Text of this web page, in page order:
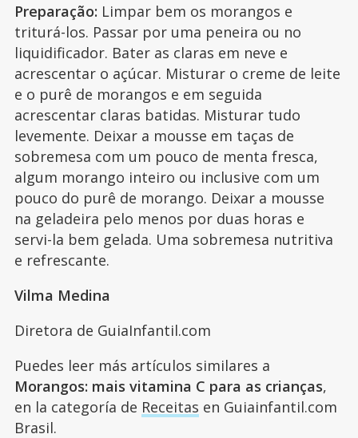
Preparação: Limpar bem os morangos e
triturá-los. Passar por uma peneira ou no
liquidificador. Bater as claras em neve e
acrescentar o açúcar. Misturar o creme de leite
e o purê de morangos e em seguida
acrescentar claras batidas. Misturar tudo
levemente. Deixar a mousse em taças de
sobremesa com um pouco de menta fresca,
algum morango inteiro ou inclusive com um
pouco do purê de morango. Deixar a mousse
na geladeira pelo menos por duas horas e
servi-la bem gelada. Uma sobremesa nutritiva
e refrescante.
Vilma Medina
Diretora de GuiaInfantil.com
Puedes leer más artículos similares a
Morangos: mais vitamina C para as crianças,
en la categoría de Receitas en Guiainfantil.com
Brasil.